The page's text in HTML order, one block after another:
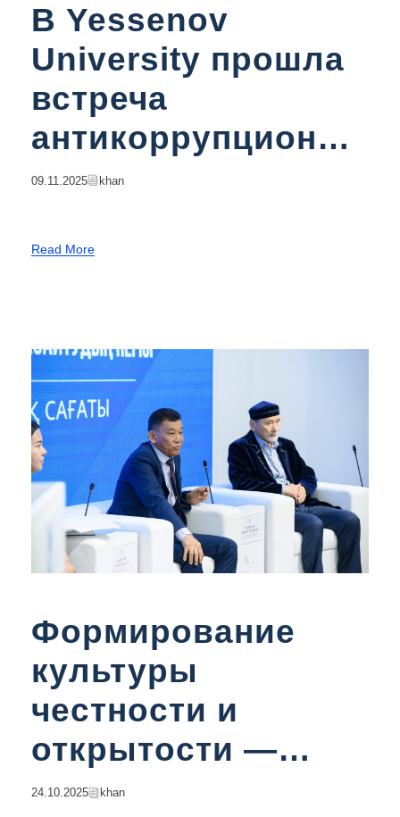
В Yessenov
University прошла
встреча
антикоррупционны
х волонтеров
09.11.2025 Khan
Read More
Формирование
культуры
честности и
открытости —
основа снижения
24.10.2025 Khan